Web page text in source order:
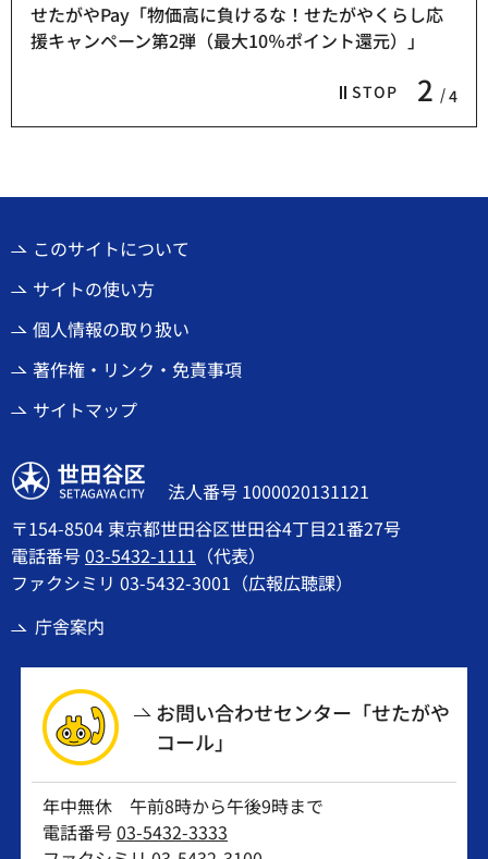
STOP 2 4
せたがやPay「物価高に負けるな！せたがやくらし応
援キャンペーン第2弾（最大10％ポイント還元）」
このサイトについて
サイトの使い方
個人情報の取り扱い
著作権・リンク・免責事項
サイトマップ
世田谷区
法人番号 1000020131121
〒154-8504 東京都世田谷区世田谷4丁目21番27号
電話番号03-5432-1111 （代表）
ファクシミリ 03-5432-3001（広報広聴課）
庁舎案内
お問い合わせセンター「せたがや
コール」
年中無休 午前8時から午後9時まで
電話番号03-5432-3333